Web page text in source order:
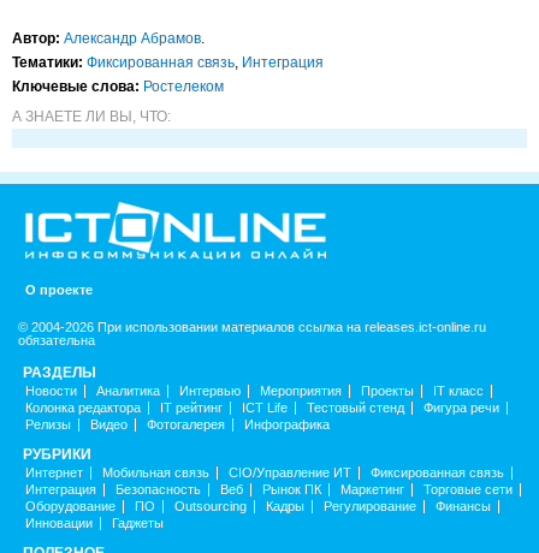
Автор: Александр Абрамов.
Тематики: Фиксированная связь, Интеграция
Ключевые слова: Ростелеком
А ЗНАЕТЕ ЛИ ВЫ, ЧТО:
О проекте
© 2004-2026 При использовании материалов ссылка на releases.ict-online.ru
обязательна
РАЗДЕЛЫ
Новости Аналитика Интервью Мероприятия Проекты
IT класс
Колонка редактора
IT рейтинг ICT Life Тестовый стенд
Фигура речи
Релизы
Видео Фотогалерея Инфографика
РУБРИКИ
Интернет Мобильная связь CIO/Управление ИТ
Фиксированная связь
Интеграция
Безопасность Веб Рынок ПК Маркетинг
Торговые сети
Оборудование
ПО Outsourcing Кадры Регулирование
Финансы
Инновации
Гаджеты